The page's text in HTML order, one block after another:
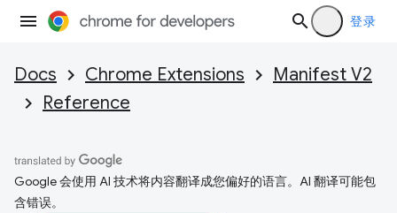
登录
Docs Chrome Extensions
Manifest V2
Reference
Google 会使用 AI 技术将内容翻译成您偏好的语言。AI 翻译可能包
含错误。